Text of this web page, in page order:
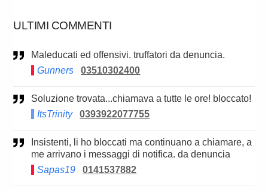
ULTIMI COMMENTI
Maleducati ed offensivi. truffatori da denuncia.
Gunners
03510302400
Soluzione trovata...chiamava a tutte le ore! bloccato!
ItsTrinity
0393922077755
me arrivano i messaggi di notifica. da denuncia
Sapas19
0141537882